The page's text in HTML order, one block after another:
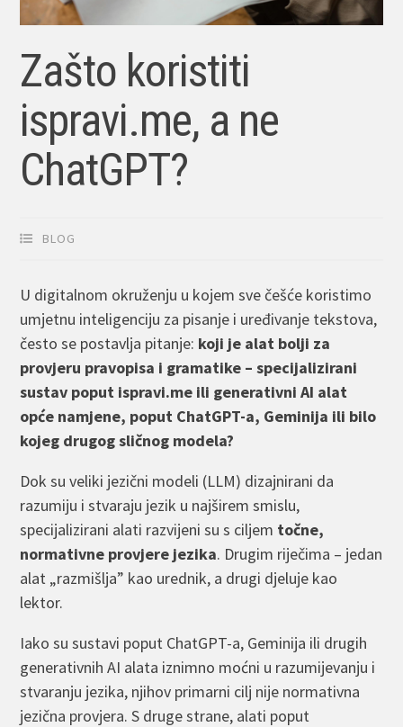
Zašto koristiti
ispravi.me, a ne
ChatGPT?
BLOG
U digitalnom okruženju u kojem sve češće koristimo
umjetnu inteligenciju za pisanje i uređivanje tekstova,
često se postavlja pitanje: koji je alat bolji za
provjeru pravopisa i gramatike – specijalizirani
sustav poput ispravi.me ili generativni AI alat
opće namjene, poput ChatGPT-a, Geminija ili bilo
kojeg drugog sličnog modela?
Dok su veliki jezični modeli (LLM) dizajnirani da
razumiju i stvaraju jezik u najširem smislu,
specijalizirani alati razvijeni su s ciljem točne,
normativne provjere jezika. Drugim riječima – jedan
alat „razmišlja” kao urednik, a drugi djeluje kao
lektor.
Iako su sustavi poput ChatGPT-a, Geminija ili drugih
generativnih AI alata iznimno moćni u razumijevanju i
stvaranju jezika, njihov primarni cilj nije normativna
jezična provjera. S druge strane, alati poput